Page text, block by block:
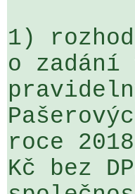
1)
o zadání
roce
Kč bez